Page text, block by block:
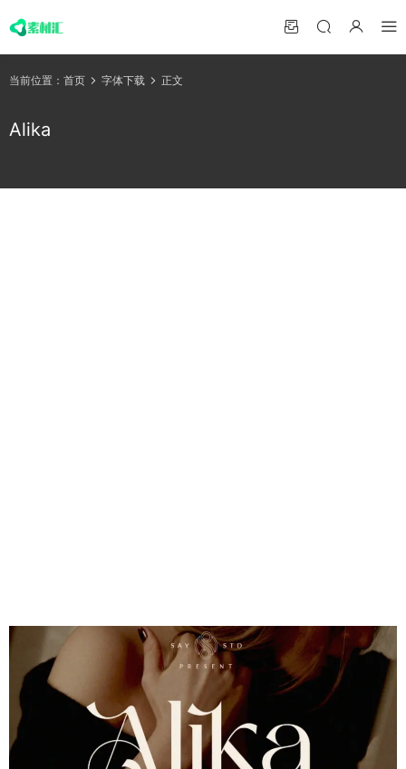
当前位置： 首页 字体下载 正文
Alika